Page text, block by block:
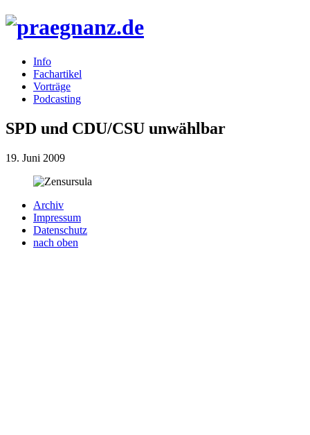
Info
Fachartikel
Vorträge
Podcasting
SPD und CDU/CSU unwählbar
19. Juni 2009
Archiv
Impressum
Datenschutz
nach oben